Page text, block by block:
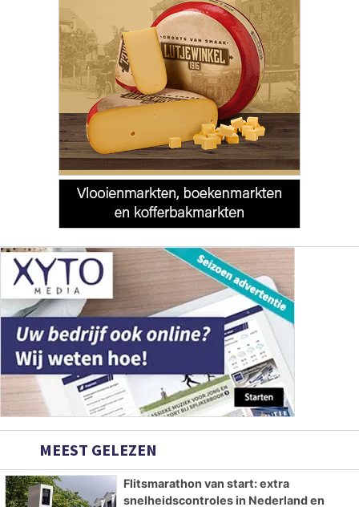
MEEST GELEZEN
Flitsmarathon van start: extra
snelheidscontroles in Nederland en